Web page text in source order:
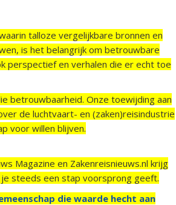
talloze vergelijkbare bronnen en
is het belangrijk om betrouwbare
perspectief en verhalen die er echt toe
betrouwbaarheid. Onze toewijding aan
de luchtvaart- en (zaken)reisindustrie
voor willen blijven.
Magazine en Zakenreisnieuws.nl krijg
steeds een stap voorsprong geeft.
die waarde hecht aan